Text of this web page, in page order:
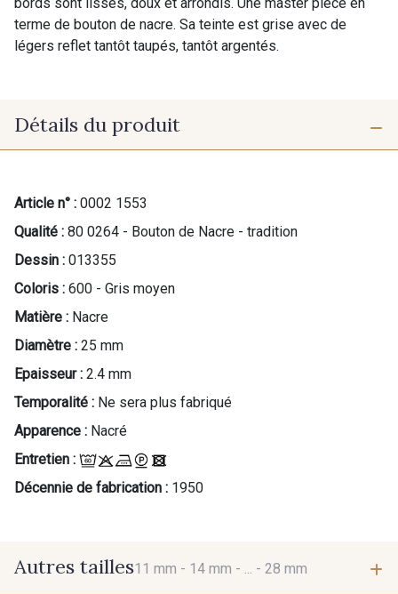
terme de bouton de nacre. Sa teinte est grise avec de
légers reflet tantôt taupés, tantôt argentés.
Détails du produit
Article n° : 0002 1553
Qualité : 80 0264 - Bouton de Nacre - tradition
Dessin : 013355
Coloris : 600 - Gris moyen
Matière : Nacre
Diamètre : 25 mm
Epaisseur : 2.4 mm
Temporalité : Ne sera plus fabriqué
Apparence : Nacré
Entretien :
Décennie de fabrication : 1950
Autres tailles11 mm - 14 mm - ... - 28 mm